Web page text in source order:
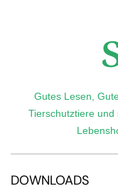
Gutes Lesen,
Tierschutztiere
DOWNLOADS